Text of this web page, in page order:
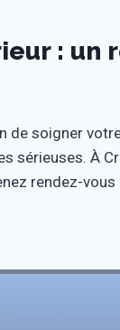
: un
de soigner
sérieuses. À
rendez-